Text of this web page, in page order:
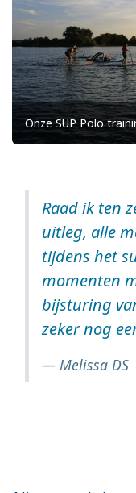
Onze SUP Polo
Raad ik ten
uitleg, alle
tijdens het
momenten
bijsturing
zeker nog
Melissa DS